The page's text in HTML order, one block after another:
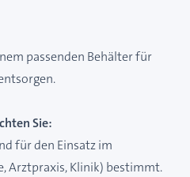
passenden Behälter für
Sie:
für den Einsatz im
Arztpraxis, Klinik) bestimmt.